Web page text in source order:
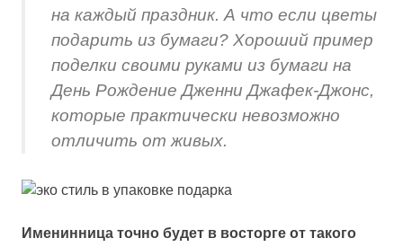
на каждый праздник. А что если цветы
подарить из бумаги? Хороший пример
поделки своими руками из бумаги на
День Рождение Дженни Джафек-Джонс,
которые практически невозможно
отличить от живых.
Именинница точно будет в восторге от такого